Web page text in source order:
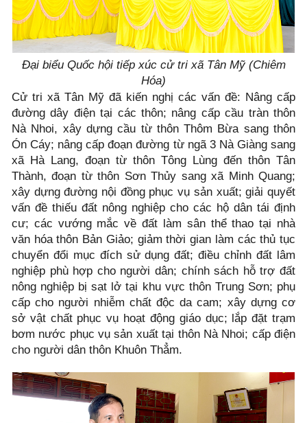
Đại biểu Quốc hội tiếp xúc cử tri xã Tân Mỹ (Chiêm
Hóa)
Cử tri xã Tân Mỹ đã kiến nghị các vấn đề: Nâng cấp
đường dây điện tại các thôn; nâng cấp cầu tràn thôn
Nà Nhoi, xây dựng cầu từ thôn Thôm Bừa sang thôn
Ón Cáy; nâng cấp đoạn đường từ ngã 3 Nà Giàng sang
xã Hà Lang, đoạn từ thôn Tông Lùng đến thôn Tân
Thành, đoạn từ thôn Sơn Thủy sang xã Minh Quang;
xây dựng đường nội đồng phục vụ sản xuất; giải quyết
vấn đề thiếu đất nông nghiệp cho các hộ dân tái định
cư; các vướng mắc về đất làm sân thể thao tại nhà
văn hóa thôn Bản Giảo; giảm thời gian làm các thủ tục
chuyển đổi mục đích sử dụng đất; điều chỉnh đất lâm
nghiệp phù hợp cho người dân; chính sách hỗ trợ đất
nông nghiệp bị sạt lở tại khu vực thôn Trung Sơn; phụ
cấp cho người nhiễm chất độc da cam; xây dựng cơ
sở vật chất phục vụ hoạt động giáo dục; lắp đặt trạm
bơm nước phục vụ sản xuất tại thôn Nà Nhoi; cấp điện
cho người dân thôn Khuôn Thẳm.